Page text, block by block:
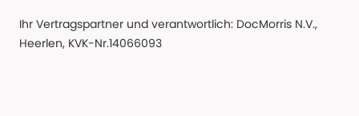
Ihr Vertragspartner und verantwortlich: DocMorris N.V.,
Heerlen, KVK-Nr.14066093